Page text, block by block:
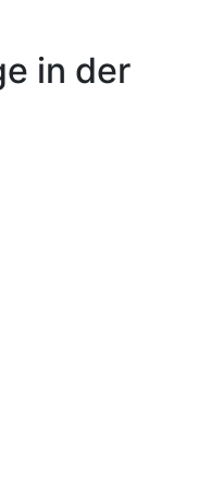
in der